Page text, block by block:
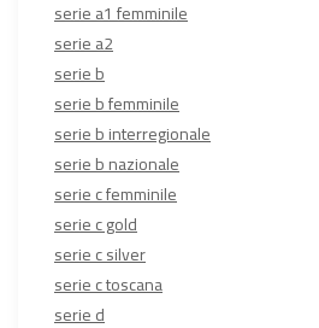
serie a1 femminile
serie a2
serie b
serie b femminile
serie b interregionale
serie b nazionale
serie c femminile
serie c gold
serie c silver
serie c toscana
serie d